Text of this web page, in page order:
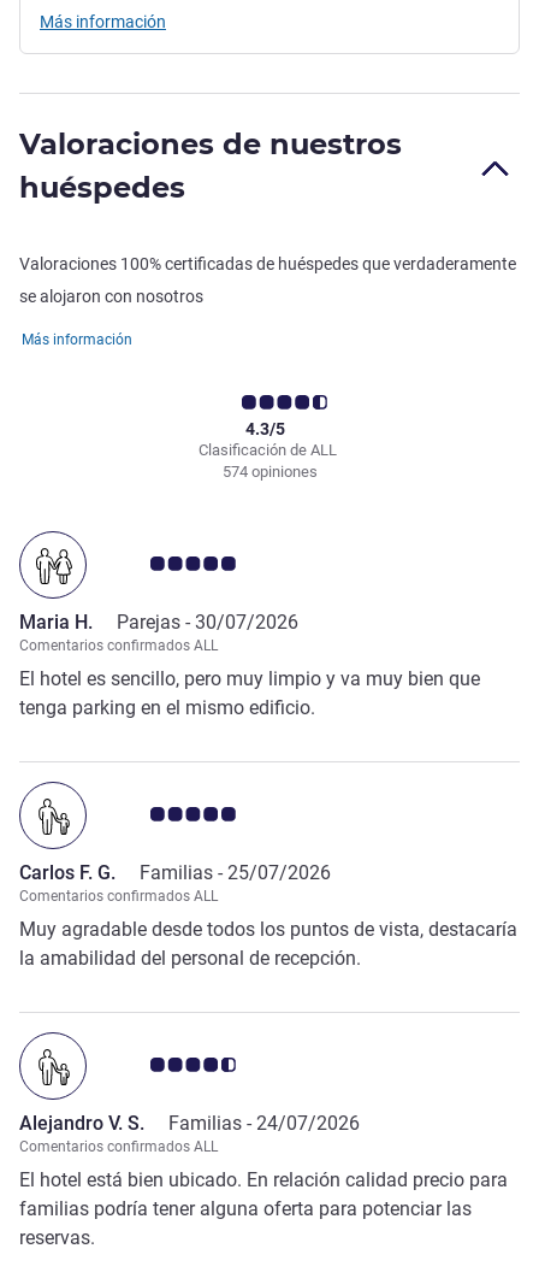
Más información
Valoraciones de nuestros
huéspedes
Valoraciones 100% certificadas de huéspedes que verdaderamente
se alojaron con nosotros
Más información
Clasificación de ALL
4.3/5
574 opiniones
Nota de clientes de Avis 5.0/5
Maria H. Parejas - 30/07/2026
Comentarios confirmados ALL
El hotel es sencillo, pero muy limpio y va muy bien que
tenga parking en el mismo edificio.
Nota de clientes de Avis 5.0/5
Carlos F. G. Familias - 25/07/2026
Comentarios confirmados ALL
Muy agradable desde todos los puntos de vista, destacaría
la amabilidad del personal de recepción.
Nota de clientes de Avis 4.5/5
Alejandro V. S. Familias - 24/07/2026
Comentarios confirmados ALL
El hotel está bien ubicado. En relación calidad precio para
familias podría tener alguna oferta para potenciar las
reservas.